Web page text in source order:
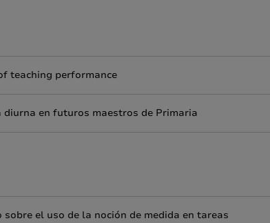
teaching performance
en futuros maestros de Primaria
el uso de la noción de medida en tareas